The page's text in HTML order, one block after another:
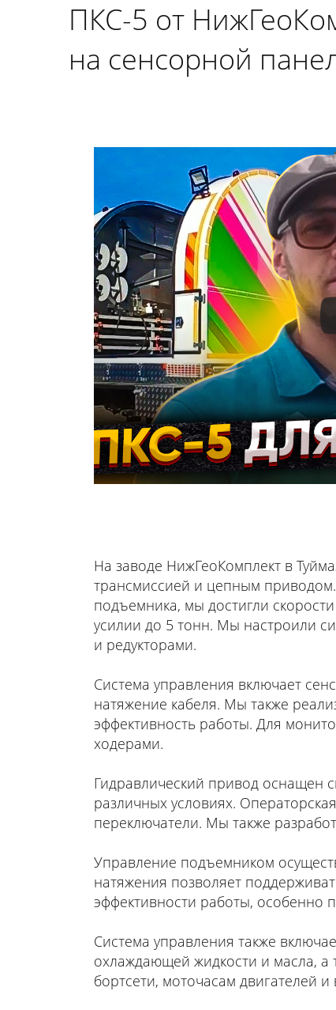
ПКС-5 от
на сенсорной
На заводе НижГеоКомплект в
трансмиссией и цепным приводом.
подъемника, мы достигли
усилии до 5 тонн. Мы настроили
и редукторами.
Система управления включает
натяжение кабеля. Мы также
эффективность работы. Для
ходерами.
Гидравлический привод оснащен
различных условиях.
переключатели. Мы также
Управление подъемником
натяжения позволяет
эффективности работы, особенно
Система управления также
охлаждающей жидкости и масла,
бортсети, моточасам двигателей